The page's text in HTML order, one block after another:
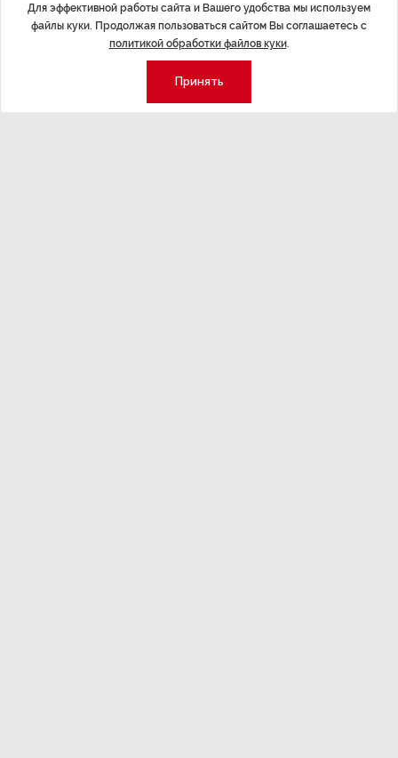
Курс на растущую
волатильность?
Картина
Для эффективной работы сайта и Вашего удобства мы используем
файлы куки. Продолжая пользоваться сайтом Вы соглашаетесь с
политикой обработки файлов куки.
Принять